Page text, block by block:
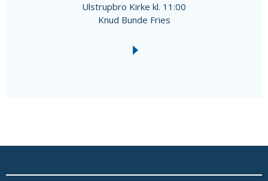
Ulstrupbro Kirke kl. 11:00
Knud Bunde Fries